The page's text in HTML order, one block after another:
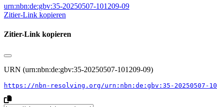
urn:nbn:de:gbv:35-20250507-101209-09
Zitier-Link kopieren
Zitier-Link kopieren
URN (urn:nbn:de:gbv:35-20250507-101209-09)
https://nbn-resolving.org/urn:nbn:de:gbv:35-20250507-